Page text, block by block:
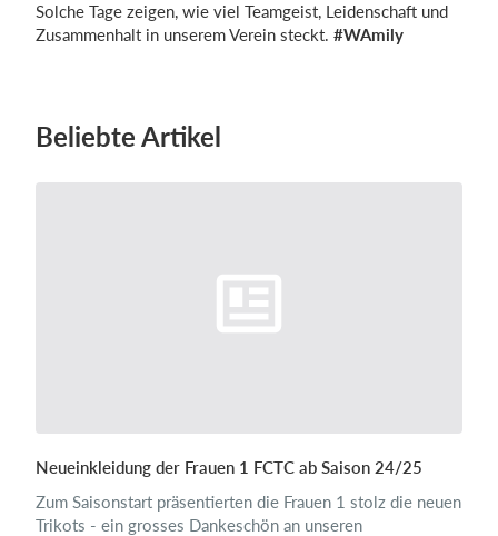
Solche Tage zeigen, wie viel Teamgeist, Leidenschaft und
Zusammenhalt in unserem Verein steckt. #WAmily
Beliebte Artikel
Neueinkleidung der Frauen 1 FCTC ab Saison 24/25
Zum Saisonstart präsentierten die Frauen 1 stolz die neuen
Trikots - ein grosses Dankeschön an unseren